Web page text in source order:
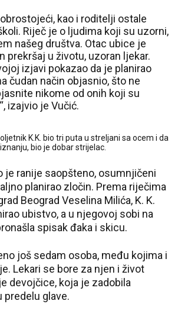
kao i roditelji ostale
Riječ je o ljudima koji su uzorni,
našeg društva. Otac ubice je
prekršaj u životu, uzoran ljekar.
izjavi pokazao da je planirao
čudan način objasnio, što ne
nikome od onih koji su
izajvio je Vučić.
K.K. bio tri puta u streljani sa ocem i da
bio je dobar strijelac.
je ranije saopšteno, osumnjičeni
planirao zločin. Prema riječima
Beograd Veselina Milića, K. K.
ubistvo, a u njegovoj sobi na
spisak đaka i skicu.
još sedam osoba, među kojima i
Lekari se bore za njen i život
devojčice, koja je zadobila
predelu glave.